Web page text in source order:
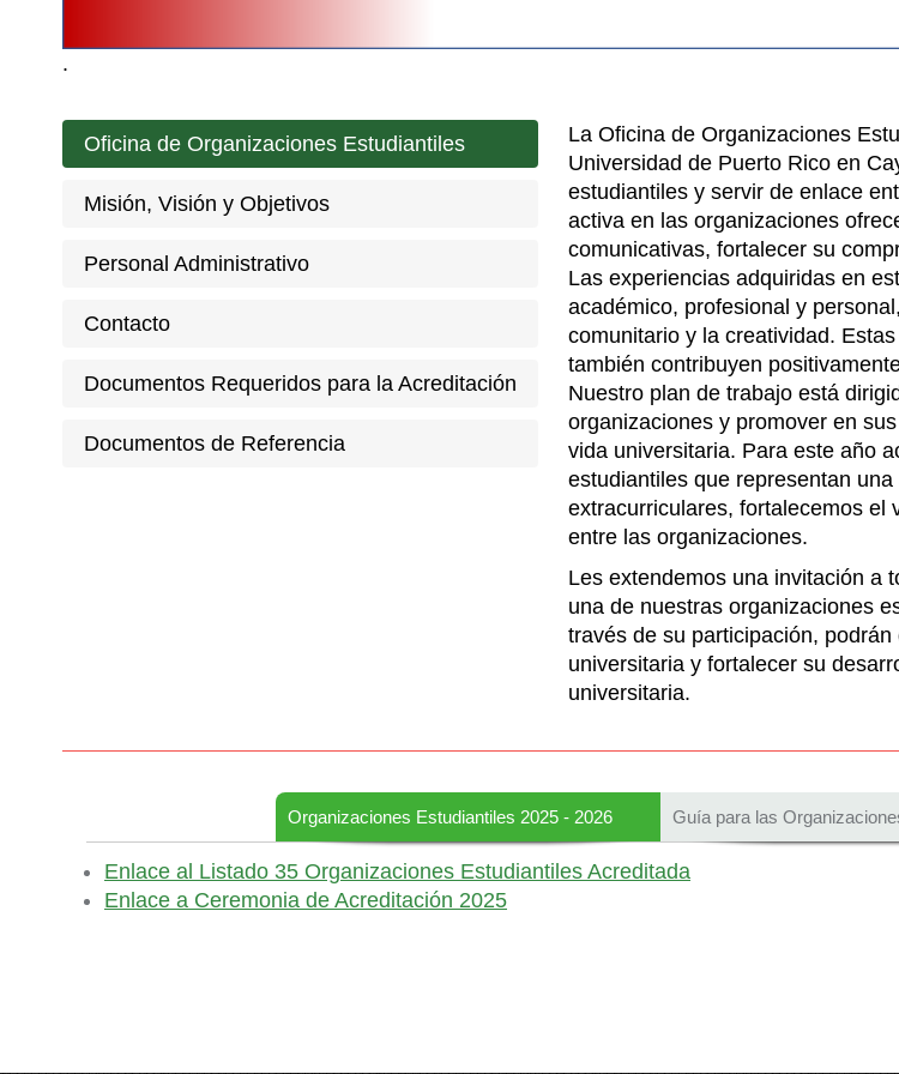
.
Oficina de Organizaciones Estudiantiles
Misión, Visión y Objetivos
Personal Administrativo
Contacto
Documentos Requeridos para la Acreditación
Documentos de Referencia
La Oficina de Organizaciones
Universidad de Puerto Rico en
estudiantiles y servir de enlace
activa en las organizaciones
comunicativas, fortalecer su
Las experiencias adquiridas en
académico, profesional y
comunitario y la creatividad.
también contribuyen
Nuestro plan de trabajo está
organizaciones y promover en
vida universitaria. Para este año
estudiantiles que representan
extracurriculares, fortalecemos el
entre las organizaciones.
Les extendemos una invitación a
una de nuestras organizaciones
través de su participación,
universitaria y fortalecer su
universitaria.
Organizaciones Estudiantiles 2025 - 2026 Guía para las
Enlace al Listado 35 Organizaciones Estudiantiles Acreditada
Enlace a Ceremonia de Acreditación 2025